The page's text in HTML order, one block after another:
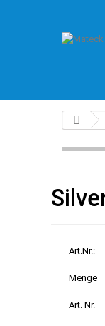
Art.Nr.:
Menge
Art. Nr.